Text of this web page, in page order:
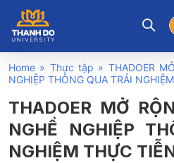
Home » Thực tập » THADOER
NGHIỆP THÔNG QUA TRẢI
THADOER MỞ
NGHỀ NGHIỆP
NGHIỆM THỰC